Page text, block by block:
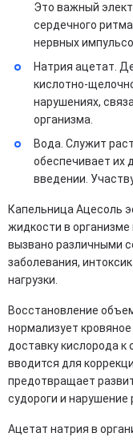
Это важный
сердечного
нервных
Натрия ацетат.
кислотно-
нарушениях,
организма.
Вода. Служит
обеспечивает их
введении.
Капельница Ацесоль
жидкости в
вызвано различными
заболевания,
нагрузки.
Восстановление
нормализует
доставку кислорода к
вводится для
предотвращает
судороги и
Ацетат натрия в